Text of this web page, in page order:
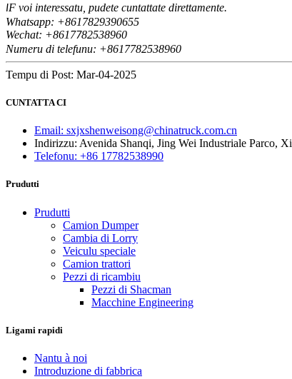
IF voi interessatu, pudete cuntattate direttamente.
Whatsapp: +8617829390655
Wechat: +8617782538960
Numeru di telefunu: +8617782538960
Tempu di Post: Mar-04-2025
CUNTATTA CI
Email: sxjxshenweisong@chinatruck.com.cn
Indirizzu: Avenida Shanqi, Jing Wei Industriale Parco,
Telefonu: +86 17782538990
Prudutti
Prudutti
Camion Dumper
Cambia di Lorry
Veiculu speciale
Camion trattori
Pezzi di ricambiu
Pezzi di Shacman
Macchine Engineering
Ligami rapidi
Nantu à noi
Introduzione di fabbrica